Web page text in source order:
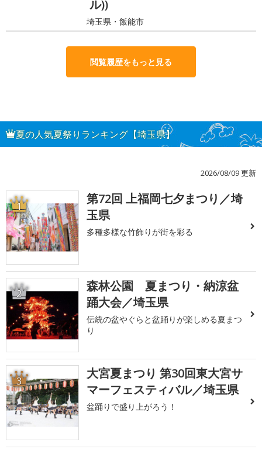
ル))
埼玉県・飯能市
閲覧履歴をもっと見る
夏の人気夏祭りランキング【埼玉県】
2026/08/09 更新
1
第72回 上福岡七夕まつり／埼
玉県
多種多様な竹飾りが街を彩る
2
森林公園 夏まつり・納涼盆
踊大会／埼玉県
伝統の盆やぐらと盆踊りが楽しめる夏まつ
り
3
大宮夏まつり 第30回東大宮サ
マーフェスティバル／埼玉県
盆踊りで盛り上がろう！